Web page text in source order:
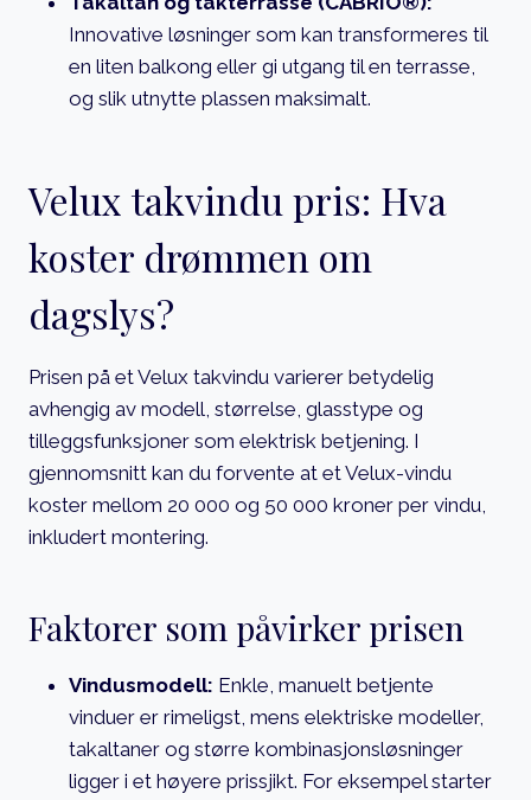
Innovative løsninger som kan transformeres til
en liten balkong eller gi utgang til en terrasse,
og slik utnytte plassen maksimalt.
Velux takvindu pris: Hva
koster drømmen om
dagslys?
Prisen på et Velux takvindu varierer betydelig
avhengig av modell, størrelse, glasstype og
tilleggsfunksjoner som elektrisk betjening. I
gjennomsnitt kan du forvente at et Velux-vindu
koster mellom 20 000 og 50 000 kroner per vindu,
inkludert montering.
Faktorer som påvirker prisen
Vindusmodell: Enkle, manuelt betjente
vinduer er rimeligst, mens elektriske modeller,
takaltaner og større kombinasjonsløsninger
ligger i et høyere prissjikt. For eksempel starter